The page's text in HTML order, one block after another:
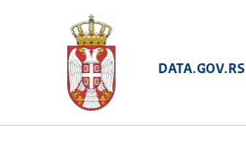
DATA.GOV.RS